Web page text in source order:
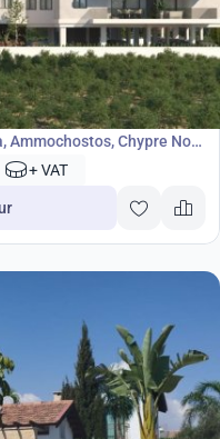
Ammochostos, Chypre No.
+ VAT